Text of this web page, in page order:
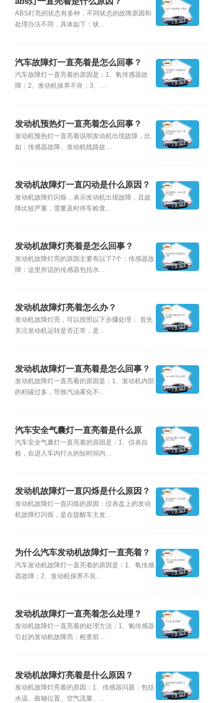
ABS灯亮的状态有多种，不同状态的故障原因和
处理办法不同，具体如下：状...
汽车故障灯一直亮着是怎么回事？
汽车故障灯一直亮着的原因是；1、氧传感器故
障；2、发动机保养不良；3、...
发动机预热灯一直亮着怎么回事？
发动机预热灯一直亮着说明发动机出现故障，比
如：传感器故障、发动机线路故...
发动机故障灯一直闪动是什么原因？
发动机故障灯闪烁，表示发动机出现故障，且故
障比较严重，需要及时停车检查...
发动机故障灯亮着是怎么回事？
发动机故障灯亮的原因主要有以下7个：传感器故
障：这里所说的传感器包括水...
发动机故障灯亮着怎么办？
发动机故障灯亮，可以按照以下步骤处理： ⾸先
关注发动机运转是否正常，是...
发动机故障灯一直亮着是怎么回事？
发动机故障灯一直亮着的原因是：1、发动机内部
的积碳过多，导致汽油雾化不...
汽车安全气囊灯一直亮着是什么原
因？
汽车安全气囊灯一直亮着的原因是：1、仪表自
检，在进入车内打火的短时间内...
发动机故障灯一直闪烁是什么原因？
发动机故障灯一直闪烁的原因：仪表盘上的发动
机故障灯闪烁，是在提醒车主发...
为什么汽车发动机故障灯一直亮着？
汽车发动机故障灯一直亮着的原因是：1、氧传感
器故障；2、发动机保养不良...
发动机故障灯一直亮着怎么处理？
发动机故障灯一直亮着的处理方法：1、氧传感器
引起的发动机故障亮：检查前...
发动机故障灯亮着是什么原因？
发动机故障灯亮着的原因：1、传感器问题：包括
水温、曲轴位置、空气流量、...